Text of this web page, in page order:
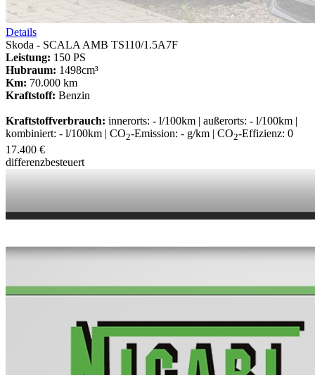
Details
Skoda - SCALA AMB TS110/1.5A7F
Leistung: 150 PS
Hubraum: 1498cm³
Km: 70.000 km
Kraftstoff: Benzin
Kraftstoffverbrauch: innerorts: - l/100km | außerorts: - l/100km |
kombiniert: - l/100km | CO2-Emission: - g/km | CO2-Effizienz: 0
17.400 €
differenzbesteuert